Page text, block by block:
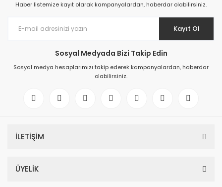
Haber listemize kayıt olarak kampanyalardan, haberdar olabilirsiniz.
Kayıt Ol
Sosyal Medyada Bizi Takip Edin
Sosyal medya hesaplarımızı takip ederek kampanyalardan, haberdar
olabilirsiniz.
İLETİŞİM
ÜYELİK